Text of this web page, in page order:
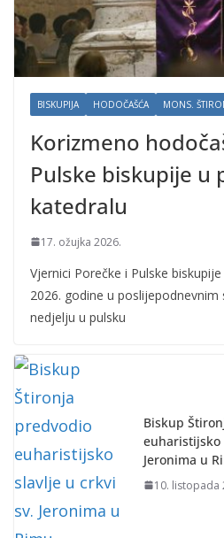
BISKUPIJA HODOČAŠĆA MONS.
Korizmeno
Pulske biskupije u
katedralu
17. ožujka 2026.
Vjernici Porečke i Pulske
2026. godine u
nedjelju u pulsku
Biskup
euharistijsko
Jeronima u
10. listopada